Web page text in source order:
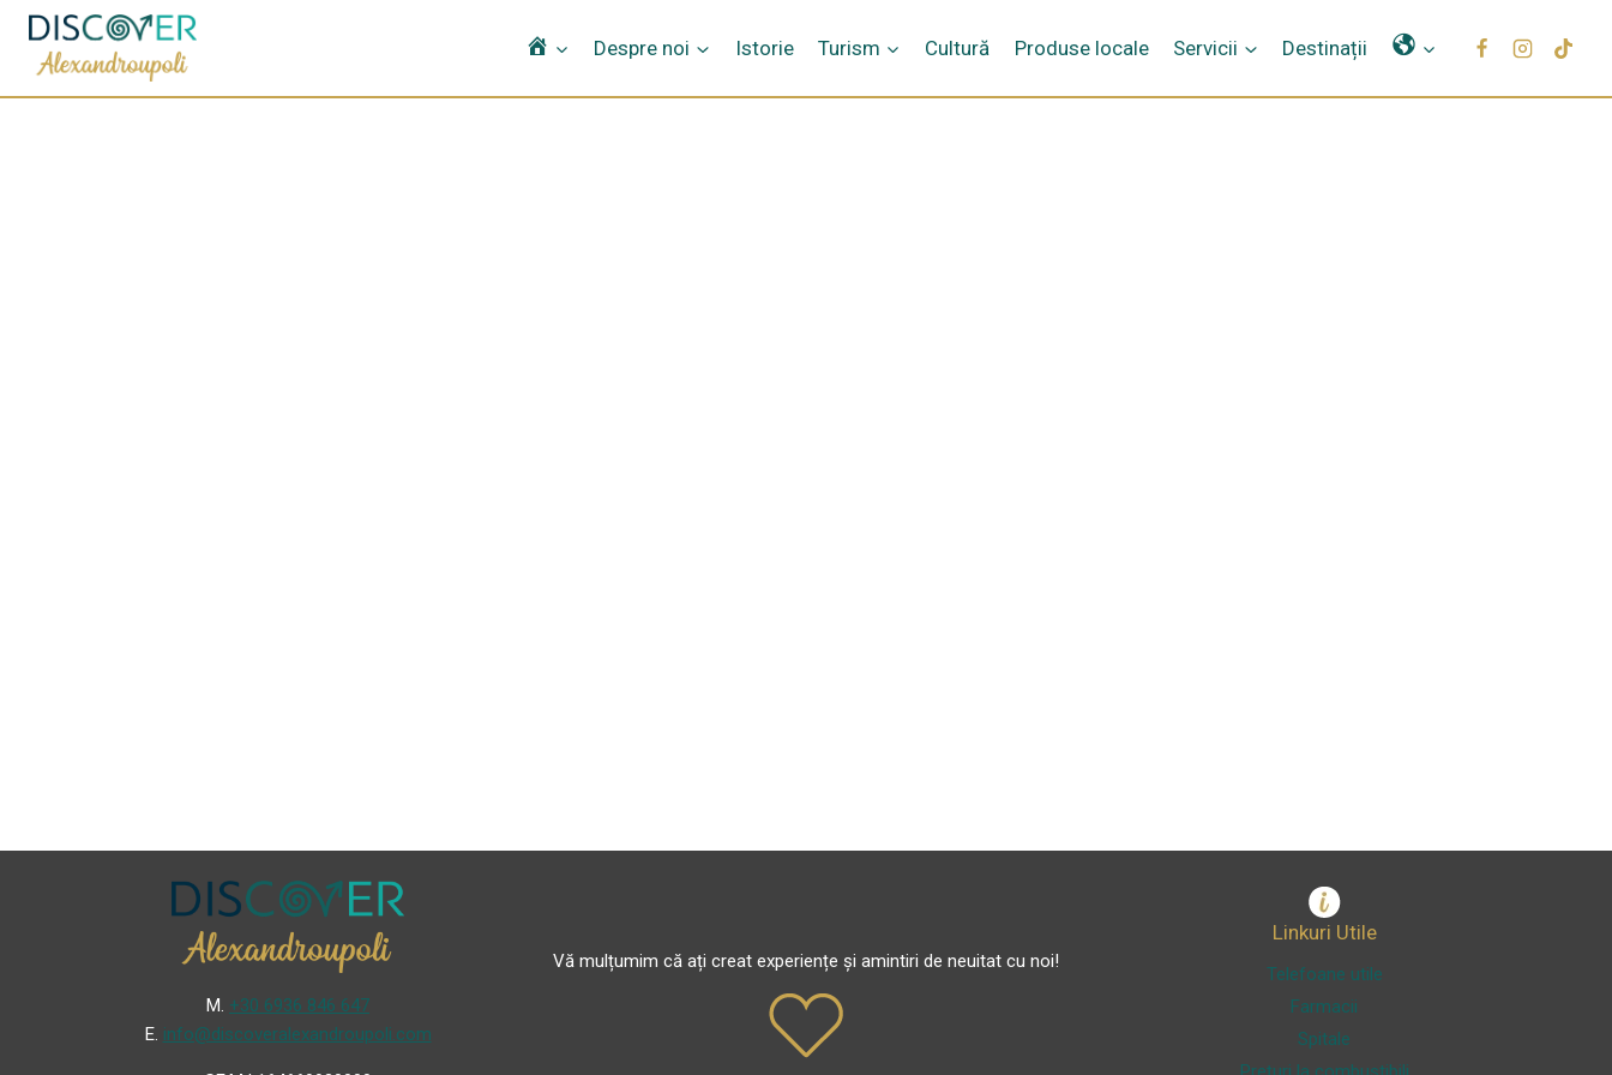
HomeDespre noi Istorie Turism Cultură Produse locale Servicii Destinații Γλώσσες
Μ. +30 6936 846 647
Ε. info@discoveralexandroupoli.com
Vă mulțumim că ați creat experiențe și amintiri de neuitat cu noi!
Linkuri Utile
Telefoane utile
Farmacii
Spitale